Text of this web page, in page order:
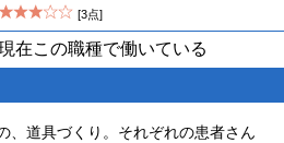
[3点]
在この職種で働いている
、道具づくり。それぞれの患者さん